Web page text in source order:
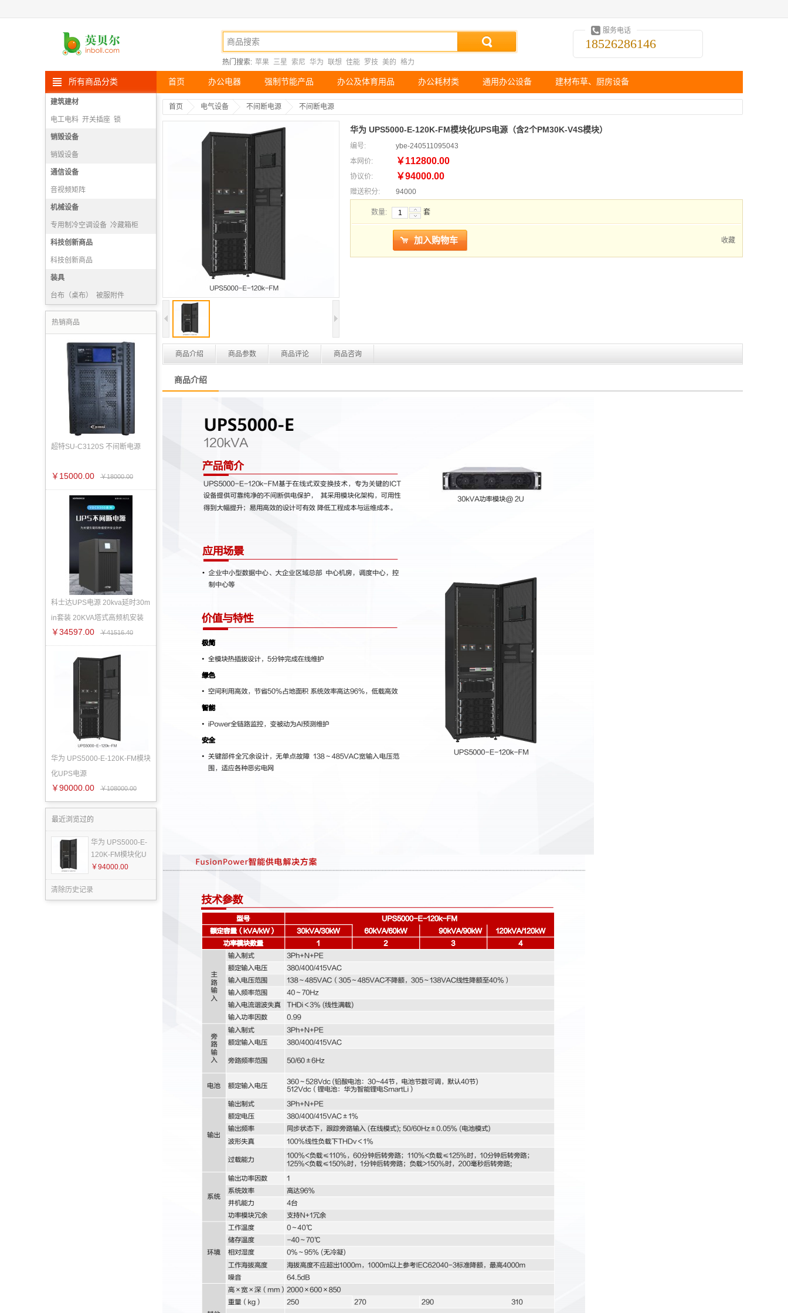
热门搜索: 苹果 三星 索尼 华为 联想 佳能 罗技 美的 格力
服务电话
18526286146
所有商品分类 首页 办公电器 强制节能产品 办公及体育用品 办公耗材类 通用办公设备 建材布草、厨房设备
建筑建材
电工电料 开关插座 锁
头部防护
销毁设备
销毁设备
通信设备
音视频矩阵
视频会议多点控制器
视频会议系统及会议室音频系统
视频会议会议室终端
机械设备
专用制冷空调设备 冷藏箱柜
空调机组
科技创新商品
科技创新商品
装具
台布（桌布） 被服附件
毛巾被 普通服装
热销商品
超特SU-C3120S 不间断电源
￥15000.00 ￥18000.00
科士达UPS电源 20kva延时30m
in套装 20KVA塔式高频机安装
￥34597.00 ￥41516.40
华为 UPS5000-E-120K-FM模块
化UPS电源
￥90000.00 ￥108000.00
最近浏览过的
华为 UPS5000-E-
120K-FM模块化U
￥94000.00
清除历史记录
首页 电气设备 不间断电源 不间断电源
华为 UPS5000-E-120K-FM模块化UPS电源（含2个PM30K-V4S模块）
编号:
ybe-240511095043
本网价:
￥112800.00
协议价: ￥94000.00
赠送积分: 94000
数量: 套
收藏
商品介绍 商品参数 商品评论 商品咨询
商品介绍